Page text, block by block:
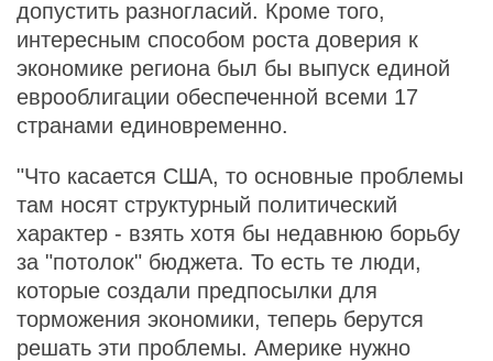
допустить разногласий. Кроме того,
интересным способом роста доверия к
экономике региона был бы выпуск единой
еврооблигации обеспеченной всеми 17
странами единовременно.
"Что касается США, то основные проблемы
там носят структурный политический
характер - взять хотя бы недавнюю борьбу
за "потолок" бюджета. То есть те люди,
которые создали предпосылки для
торможения экономики, теперь берутся
решать эти проблемы. Америке нужно